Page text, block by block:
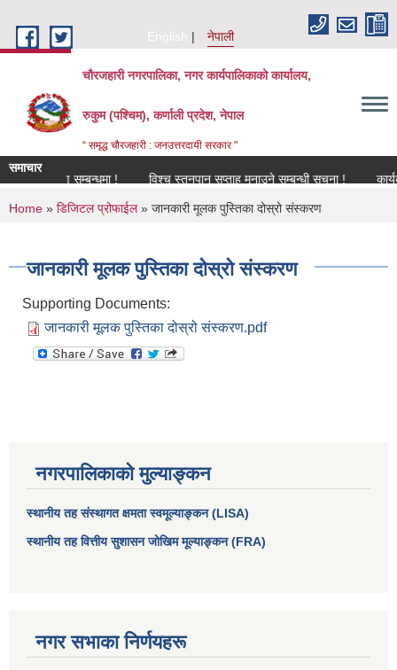
English
नेपाली
चौरजहारी नगरपालिका, नगर कार्यपालिकाको कार्यालय,
रुकुम (पश्चिम), कर्णाली प्रदेश, नेपाल
“ समृद्ध चौरजहारी : जनउत्तरदायी सरकार "
समाचार
नविकरण सम्बन्धमा !
विश्च स्तनपान सप्ताह मनाउने सम्बन्धी सूचना !
You are here
Home » डिजिटल प्रोफाईल» जानकारी मूलक पुस्तिका दोस्रो संस्करण
जानकारी मूलक पुस्तिका दोस्रो संस्करण
Supporting Documents:
जानकारी मूलक पुस्तिका दोस्रो संस्करण.pdf
नगरपालिकाको मुल्याङ्कन
स्थानीय तह संस्थागत क्षमता स्वमूल्याङ्कन (LISA)
स्थानीय तह वित्तीय सुशासन जोखिम मूल्याङ्कन (FRA)
नगर सभाका निर्णयहरू